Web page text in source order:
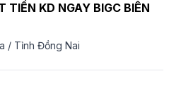
TIỀN KD NGAY BIGC BIÊN
/ Tỉnh Đồng Nai